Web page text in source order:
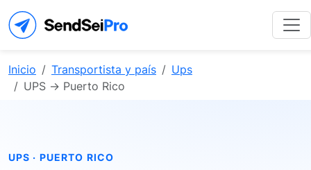
Inicio Transportista y país
Ups
UPS → Puerto Rico
UPS · PUERTO RICO